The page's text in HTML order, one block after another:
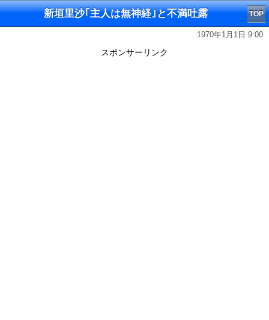
新垣里沙｢主人は無神経｣と不満吐露 TOP
1970年1月1日 9:00
スポンサーリンク